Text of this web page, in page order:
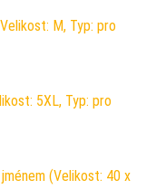
M, Typ: pro
5XL, Typ: pro
(Velikost: 40 x